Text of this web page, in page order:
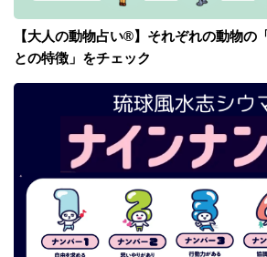
【大人の動物占い®】それぞれの動物の
との特徴」をチェック